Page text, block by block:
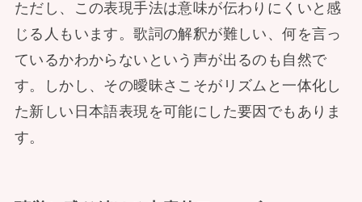
ただし、この表現手法は意味が伝わりにくいと感
じる人もいます。歌詞の解釈が難しい、何を言っ
ているかわからないという声が出るのも自然で
す。しかし、その曖昧さこそがリズムと一体化し
た新しい日本語表現を可能にした要因でもありま
す。